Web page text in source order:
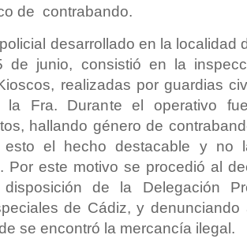
de contrabando.
desarrollado en la localidad
de junio, consistió en la
realizadas por guardias
Fra. Durante el operativo
hallando género de
esto el hecho destacable y no
Por este motivo se procedió al
de la Delegación
de Cádiz, y
se encontró la mercancía ilegal.